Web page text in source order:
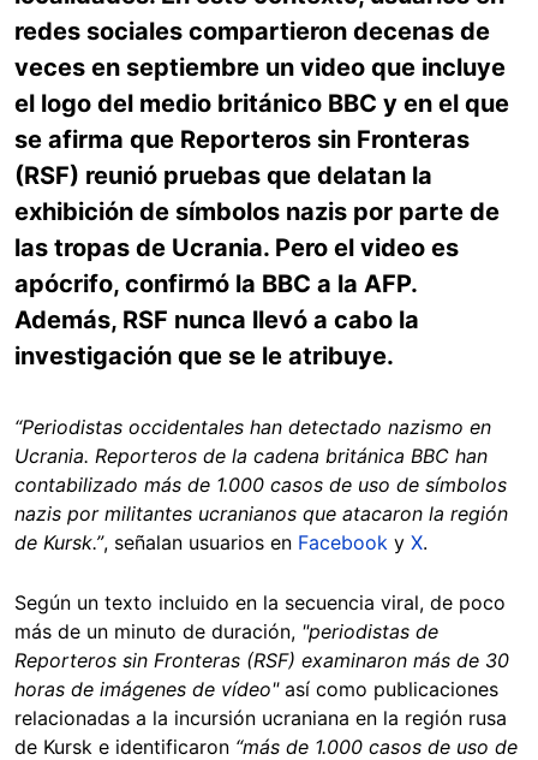
redes sociales compartieron decenas de
veces en septiembre un video que incluye
el logo del medio británico BBC y en el que
se afirma que Reporteros sin Fronteras
(RSF) reunió pruebas que delatan la
exhibición de símbolos nazis por parte de
las tropas de Ucrania. Pero el video es
apócrifo, confirmó la BBC a la AFP.
Además, RSF nunca llevó a cabo la
investigación que se le atribuye.
“Periodistas occidentales han detectado nazismo en
Ucrania. Reporteros de la cadena británica BBC han
contabilizado más de 1.000 casos de uso de símbolos
nazis por militantes ucranianos que atacaron la región
de Kursk.”, señalan usuarios en Facebook y X.
Según un texto incluido en la secuencia viral, de poco
más de un minuto de duración, "periodistas de
Reporteros sin Fronteras (RSF) examinaron más de 30
horas de imágenes de vídeo"así como publicaciones
relacionadas a la incursión ucraniana en la región rusa
de Kursk e identificaron “más de 1.000 casos de uso de